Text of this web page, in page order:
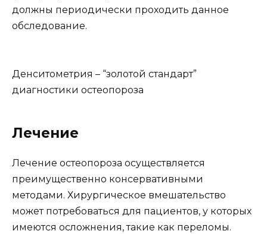
должны периодически проходить данное
обследование.
Денситометрия – “золотой стандарт”
диагностики остеопороза
Лечение
Лечение остеопороза осуществляется
преимущественно консервативными
методами. Хирургическое вмешательство
может потребоваться для пациентов, у которых
имеются осложнения, такие как переломы.